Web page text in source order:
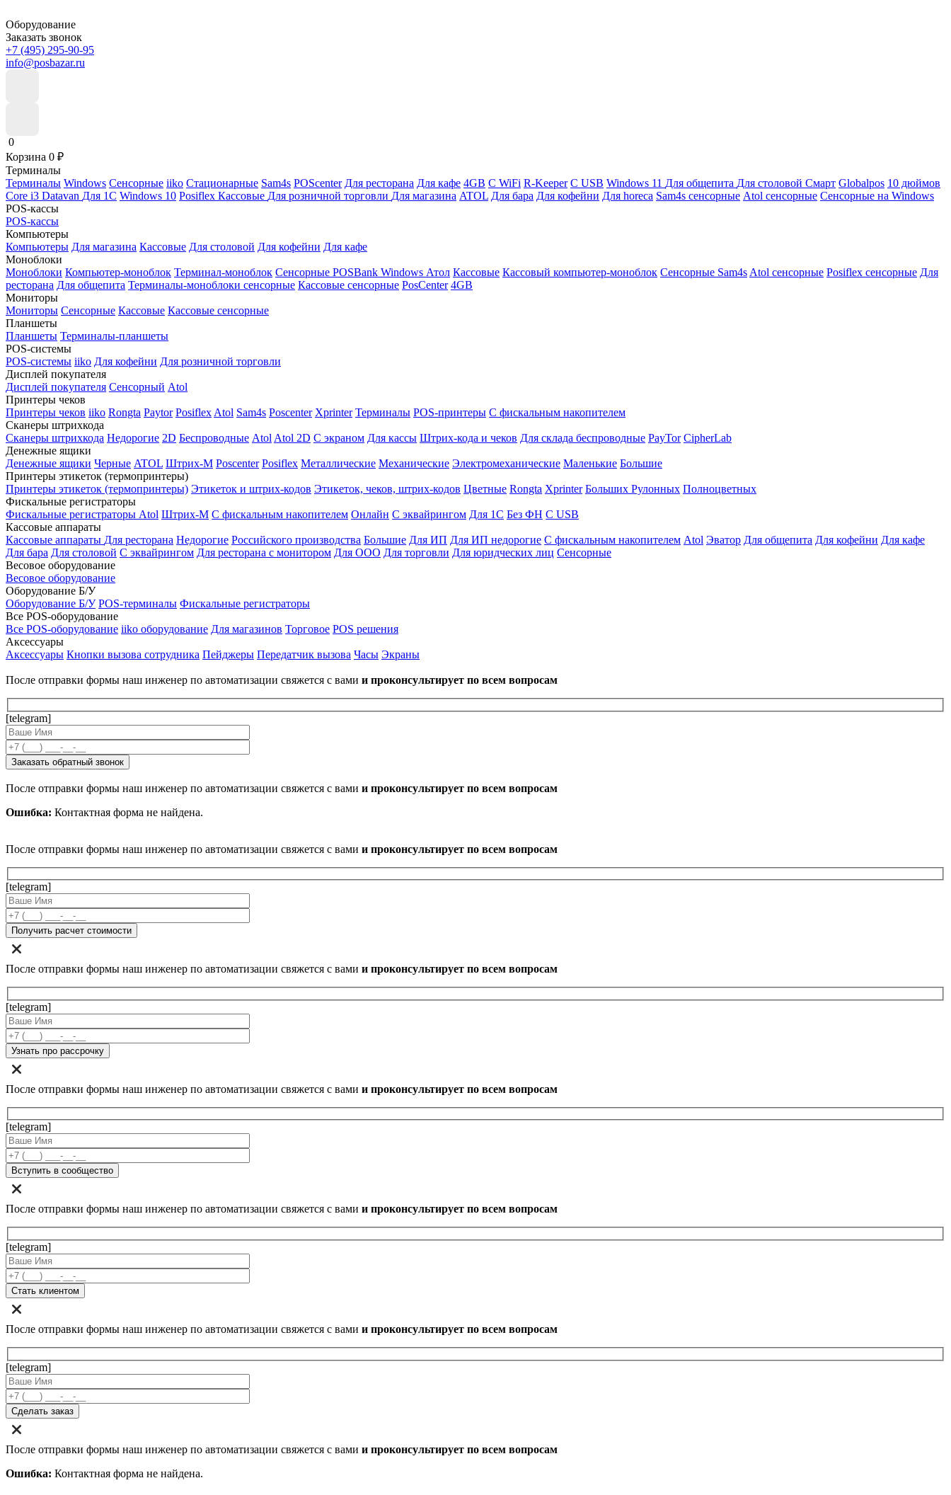
Оборудование
Заказать звонок
+7 (495) 295-90-95
info@posbazar.ru
0
Корзина 0 ₽
Терминалы
Терминалы Windows Сенсорные iiko Стационарные Sam4s POScenter Для ресторана Для кафе 4GB С WiFi R-Keeper С USB Windows 11 Для общепита Для столовой Смарт Globalpos 10 дюймов
Core i3 Datavan Для 1С Windows 10 Posiflex Кассовые Для розничной торговли Для магазина ATOL Для бара Для кофейни Для horeca Sam4s сенсорные Atol сенсорные Сенсорные на Windows
POS-кассы
POS-кассы
Компьютеры
Компьютеры Для магазина Кассовые Для столовой Для кофейни Для кафе
Моноблоки
Моноблоки Компьютер-моноблок Терминал-моноблок Сенсорные POSBank Windows Атол Кассовые Кассовый компьютер-моноблок Сенсорные Sam4s Atol сенсорные Posiflex сенсорные Для
ресторана Для общепита Терминалы-моноблоки сенсорные Кассовые сенсорные PosCenter 4GB
Мониторы
Мониторы Сенсорные Кассовые Кассовые сенсорные
Планшеты
Планшеты Терминалы-планшеты
POS-системы
POS-системы iiko Для кофейни Для розничной торговли
Дисплей покупателя
Дисплей покупателя Сенсорный Atol
Принтеры чеков
Принтеры чеков iiko Rongta Paytor Posiflex Atol Sam4s Poscenter Xprinter Терминалы POS-принтеры С фискальным накопителем
Сканеры штрихкода
Сканеры штрихкода Недорогие 2D Беспроводные Atol Atol 2D С экраном Для кассы Штрих-кода и чеков Для склада беспроводные PayTor CipherLab
Денежные ящики
Денежные ящики Черные ATOL Штрих-М Poscenter Posiflex Металлические Механические Электромеханические Маленькие Большие
Принтеры этикеток (термопринтеры)
Принтеры этикеток (термопринтеры) Этикеток и штрих-кодов Этикеток, чеков, штрих-кодов Цветные Rongta Xprinter Больших Рулонных Полноцветных
Фискальные регистраторы
Фискальные регистраторы Atol Штрих-М С фискальным накопителем Онлайн С эквайрингом Для 1С Без ФН С USB
Кассовые аппараты
Кассовые аппараты Для ресторана Недорогие Российского производства Большие Для ИП Для ИП недорогие С фискальным накопителем Atol Эватор Для общепита Для кофейни Для кафе
Для бара Для столовой С эквайрингом Для ресторана с монитором Для ООО Для торговли Для юридческих лиц Сенсорные
Весовое оборудование
Весовое оборудование
Оборудование Б/У
Оборудование Б/У POS-терминалы Фискальные регистраторы
Все POS-оборудование
Все POS-оборудование iiko оборудование Для магазинов Торговое POS решения
Аксессуары
Аксессуары Кнопки вызова сотрудника Пейджеры Передатчик вызова Часы Экраны
После отправки формы наш инженер по автоматизации свяжется с вами и проконсультирует по всем вопросам
[telegram]
После отправки формы наш инженер по автоматизации свяжется с вами и проконсультирует по всем вопросам
Ошибка: Контактная форма не найдена.
После отправки формы наш инженер по автоматизации свяжется с вами и проконсультирует по всем вопросам
[telegram]
После отправки формы наш инженер по автоматизации свяжется с вами и проконсультирует по всем вопросам
[telegram]
После отправки формы наш инженер по автоматизации свяжется с вами и проконсультирует по всем вопросам
[telegram]
После отправки формы наш инженер по автоматизации свяжется с вами и проконсультирует по всем вопросам
[telegram]
После отправки формы наш инженер по автоматизации свяжется с вами и проконсультирует по всем вопросам
[telegram]
После отправки формы наш инженер по автоматизации свяжется с вами и проконсультирует по всем вопросам
Ошибка: Контактная форма не найдена.